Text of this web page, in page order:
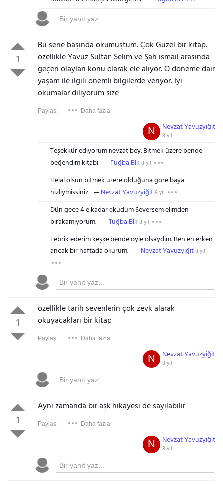
1
Bu sene başında okumuştum. Çok Güzel bir kitap.
özellikle Yavuz Sultan Selim ve Şah ismail arasında
geçen olayları konu olarak ele alıyor. O döneme dair
yaşam ile ilgili önemli bilgilerde veriyor. Iyi
okumalar diliyorum size
Paylaş: Daha fazla
Nevzat Yavuzyiğit
8 yıl
N
Teşekkür ediyorum nevzat bey. Bitmek üzere bende
beğendim kitabı
Tuğba Blk 8 yıl
Helal olsun bitmek üzere olduğuna göre baya
hizliymissiniz
Nevzat Yavuzyiğit8 yıl
Dün gece 4 e kadar okudum Seversem elimden
bırakamıyorum.
Tuğba Blk 8 yıl
Tebrik ederim keşke bende öyle olsaydim. Ben en erken
ancak bir haftada okurum.
Nevzat Yavuzyiğit8 yıl
1
ozellikle tarih sevenlerin çok zevk alarak
okuyacakları bir kitap
Paylaş: Daha fazla
Nevzat Yavuzyiğit
8 yıl
N
1
Aynı zamanda bir aşk hikayesi de sayilabilir
Paylaş: Daha fazla
Nevzat Yavuzyiğit
8 yıl
N